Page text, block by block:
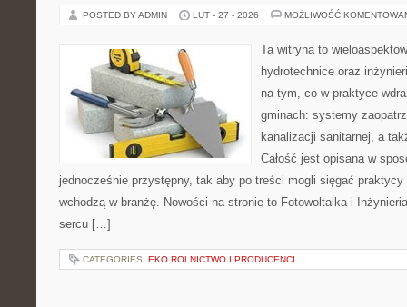
POSTED BY ADMIN LUT - 27 - 2026 MOŻLIWOŚĆ
Ta witryna to
hydrotechnice oraz
na tym, co w praktyce
gminach: systemy
kanalizacji sanitarnej, a
Całość jest opisana w
jednocześnie przystępny, tak aby po treści mogli sięgać praktycy
wchodzą w branżę. Nowości na stronie to Fotowoltaika i
sercu […]
CATEGORIES: EKO ROLNICTWO I PRODUCENCI